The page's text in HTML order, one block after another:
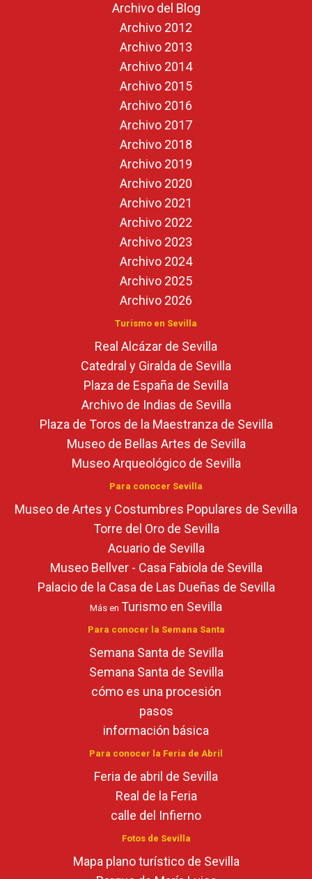
Archivo del Blog
Archivo 2012
Archivo 2013
Archivo 2014
Archivo 2015
Archivo 2016
Archivo 2017
Archivo 2018
Archivo 2019
Archivo 2020
Archivo 2021
Archivo 2022
Archivo 2023
Archivo 2024
Archivo 2025
Archivo 2026
Turismo en Sevilla
Real Alcázar de Sevilla
Catedral y Giralda de Sevilla
Plaza de España de Sevilla
Archivo de Indias de Sevilla
Plaza de Toros de la Maestranza de Sevilla
Museo de Bellas Artes de Sevilla
Museo Arqueológico de Sevilla
Para conocer Sevilla
Museo de Artes y Costumbres Populares de Sevilla
Torre del Oro de Sevilla
Acuario de Sevilla
Museo Bellver - Casa Fabiola de Sevilla
Palacio de la Casa de Las Dueñas de Sevilla
Más en Turismo en Sevilla
Para conocer la Semana Santa
Semana Santa de Sevilla
Semana Santa de Sevilla
cómo es una procesión
pasos
información básica
Para conocer la Feria de Abril
Feria de abril de Sevilla
Real de la Feria
calle del Infierno
Fotos de Sevilla
Mapa plano turístico de Sevilla